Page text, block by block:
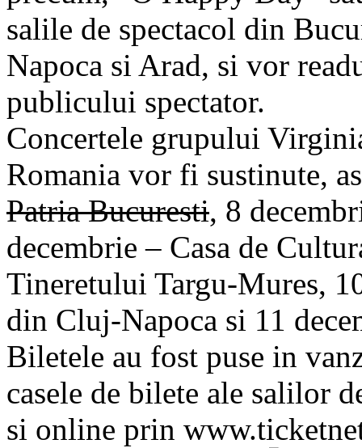
salile de spectacol din
Napoca si Arad, si vor
publicului spectator.
Concertele grupului
Romania vor fi sustinute,
Patria Bucuresti, 8
decembrie – Casa de
Tineretului Targu-Mures,
din Cluj-Napoca si 11
Biletele au fost puse in
casele de bilete ale salilor
si online prin